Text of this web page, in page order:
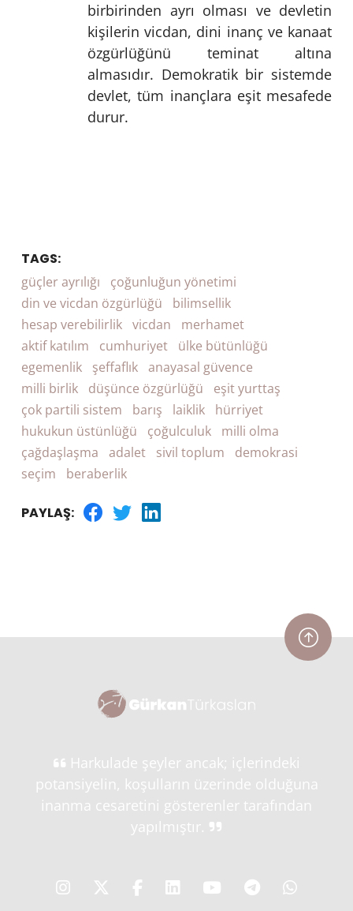
birbirinden ayrı olması ve devletin
kişilerin vicdan, dini inanç ve kanaat
özgürlüğünü teminat altına
almasıdır. Demokratik bir sistemde
devlet, tüm inançlara eşit mesafede
durur.
TAGS:
güçler ayrılığı
çoğunluğun yönetimi
din ve vicdan özgürlüğü
bilimsellik
hesap verebilirlik vicdan
merhamet
aktif katılım
cumhuriyet
ülke bütünlüğü
egemenlik
şeffaflık anayasal güvence
milli birlik
düşünce özgürlüğü
eşit yurttaş
çok partili sistem
barış laiklik
hürriyet
hukukun üstünlüğü
çoğulculuk
milli olma
çağdaşlaşma
adalet sivil toplum
demokrasi
seçim
beraberlik
PAYLAŞ:
Harkulade şeyler ancak; içlerindeki
potansiyelin, koşulların üzerinde olduğuna
inanma cesaretini gösterenler tarafından
yapılmıştır.